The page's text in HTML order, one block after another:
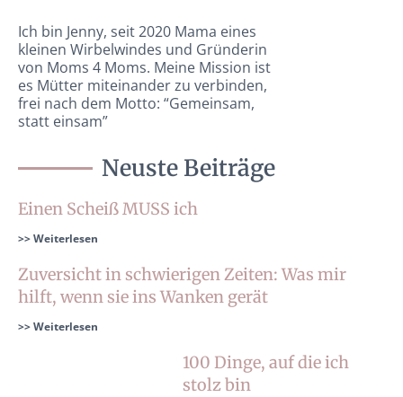
Ich bin Jenny, seit 2020 Mama eines
kleinen Wirbelwindes und Gründerin
von Moms 4 Moms. Meine Mission ist
es Mütter miteinander zu verbinden,
frei nach dem Motto: “Gemeinsam,
statt einsam”
Neuste Beiträge
Einen Scheiß MUSS ich
>> Weiterlesen
Zuversicht in schwierigen Zeiten: Was mir
hilft, wenn sie ins Wanken gerät
>> Weiterlesen
100 Dinge, auf die ich
stolz bin